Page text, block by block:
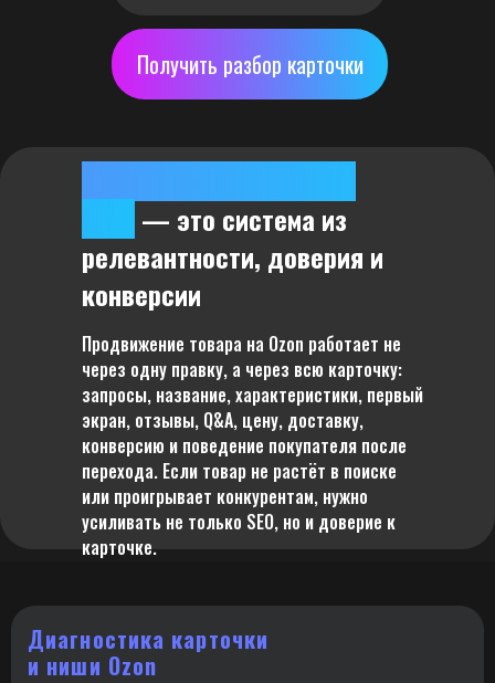
Получить разбор карточки
Продвижение товара на Ozon работает не
через одну правку, а через всю карточку:
запросы, название, характеристики, первый
экран, отзывы, Q&A, цену, доставку,
конверсию и поведение покупателя после
перехода. Если товар не растёт в поиске
или проигрывает конкурентам, нужно
усиливать не только SEO, но и доверие к
карточке.
— это система из
релевантности, доверия и
конверсии
wildberries
Диагностика карточки
и ниши Ozon